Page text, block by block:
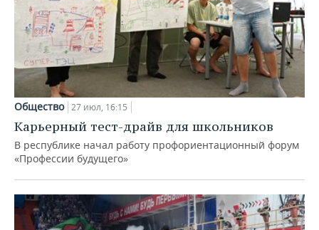
Общество 27 июл, 16:15
Карьерный тест-драйв для школьников
В республике начал работу профориентационный форум
«Профессии будущего»